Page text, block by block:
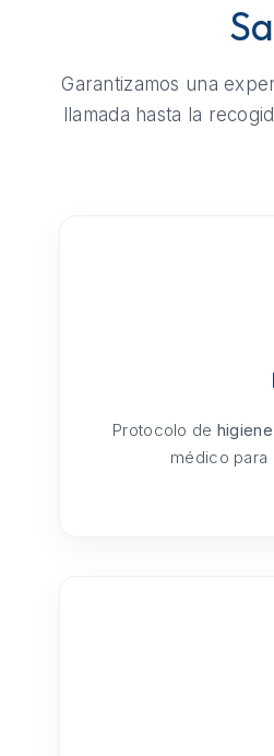
Garantizamos una
llamada hasta la
Protocolo de
médico para